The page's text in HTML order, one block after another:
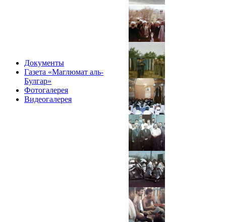
Документы
Газета «Маглюмат аль-
Булгар»
Фотогалерея
Видеогалерея